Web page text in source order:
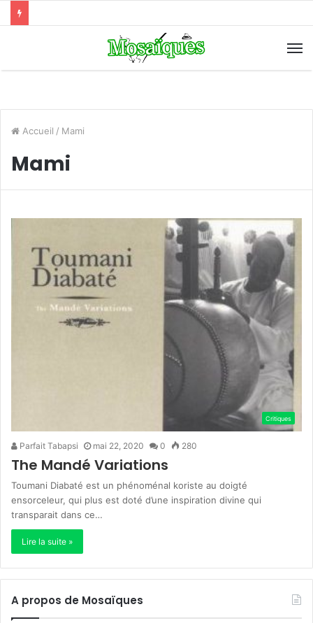
Accueil / Mami
Mami
Critiques
Parfait Tabapsi mai 22, 2020 0 280
The Mandé Variations
Toumani Diabaté est un phénoménal koriste au doigté
ensorceleur, qui plus est doté d’une inspiration divine qui
transparait dans ce…
Lire la suite »
A propos de Mosaïques